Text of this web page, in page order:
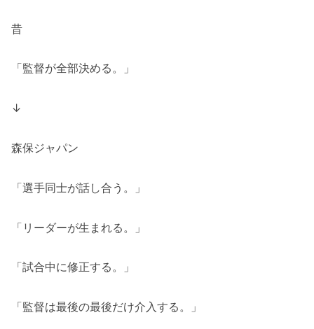
昔
「監督が全部決める。」
↓
森保ジャパン
「選手同士が話し合う。」
「リーダーが生まれる。」
「試合中に修正する。」
「監督は最後の最後だけ介入する。」